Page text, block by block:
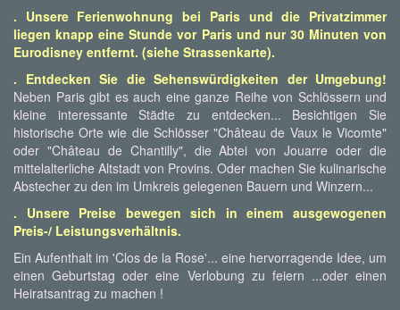
. Unsere Ferienwohnung bei Paris und die Privatzimmer
liegen knapp eine Stunde vor Paris und nur 30 Minuten von
Eurodisney entfernt. (siehe Strassenkarte).
. Entdecken Sie die Sehenswürdigkeiten der Umgebung!
Neben Paris gibt es auch eine ganze Reihe von Schlössern und
kleine interessante Städte zu entdecken... Besichtigen Sie
historische Orte wie die Schlösser "Château de Vaux le Vicomte"
oder "Château de Chantilly", die Abtei von Jouarre oder die
mittelalterliche Altstadt von Provins. Oder machen Sie kulinarische
Abstecher zu den im Umkreis gelegenen Bauern und Winzern...
. Unsere Preise bewegen sich in einem ausgewogenen
Preis-/ Leistungsverhältnis.
Ein Aufenthalt im 'Clos de la Rose'... eine hervorragende Idee, um
einen Geburtstag oder eine Verlobung zu feiern ...oder einen
Heiratsantrag zu machen !